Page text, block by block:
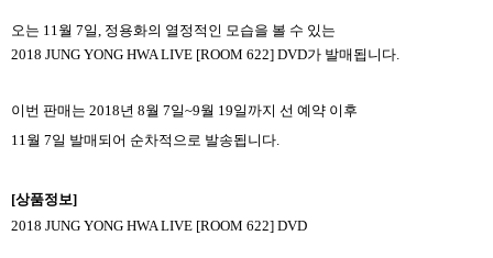
오는 11 월 7일 정용화의 열정적인 모습을 볼 수 있는
2018 JUNG YONG HWA LIVE [ROOM 622] DVD가 발매됩니다
이번 판매는 2018년 8월 7일~9월 19일까지 선 예약 이후
11 월 7일 발매되어 순차적으로 발송됩니다
[상품정보]
2018 JUNG YONG HWA LIVE [ROOM 622] DVD